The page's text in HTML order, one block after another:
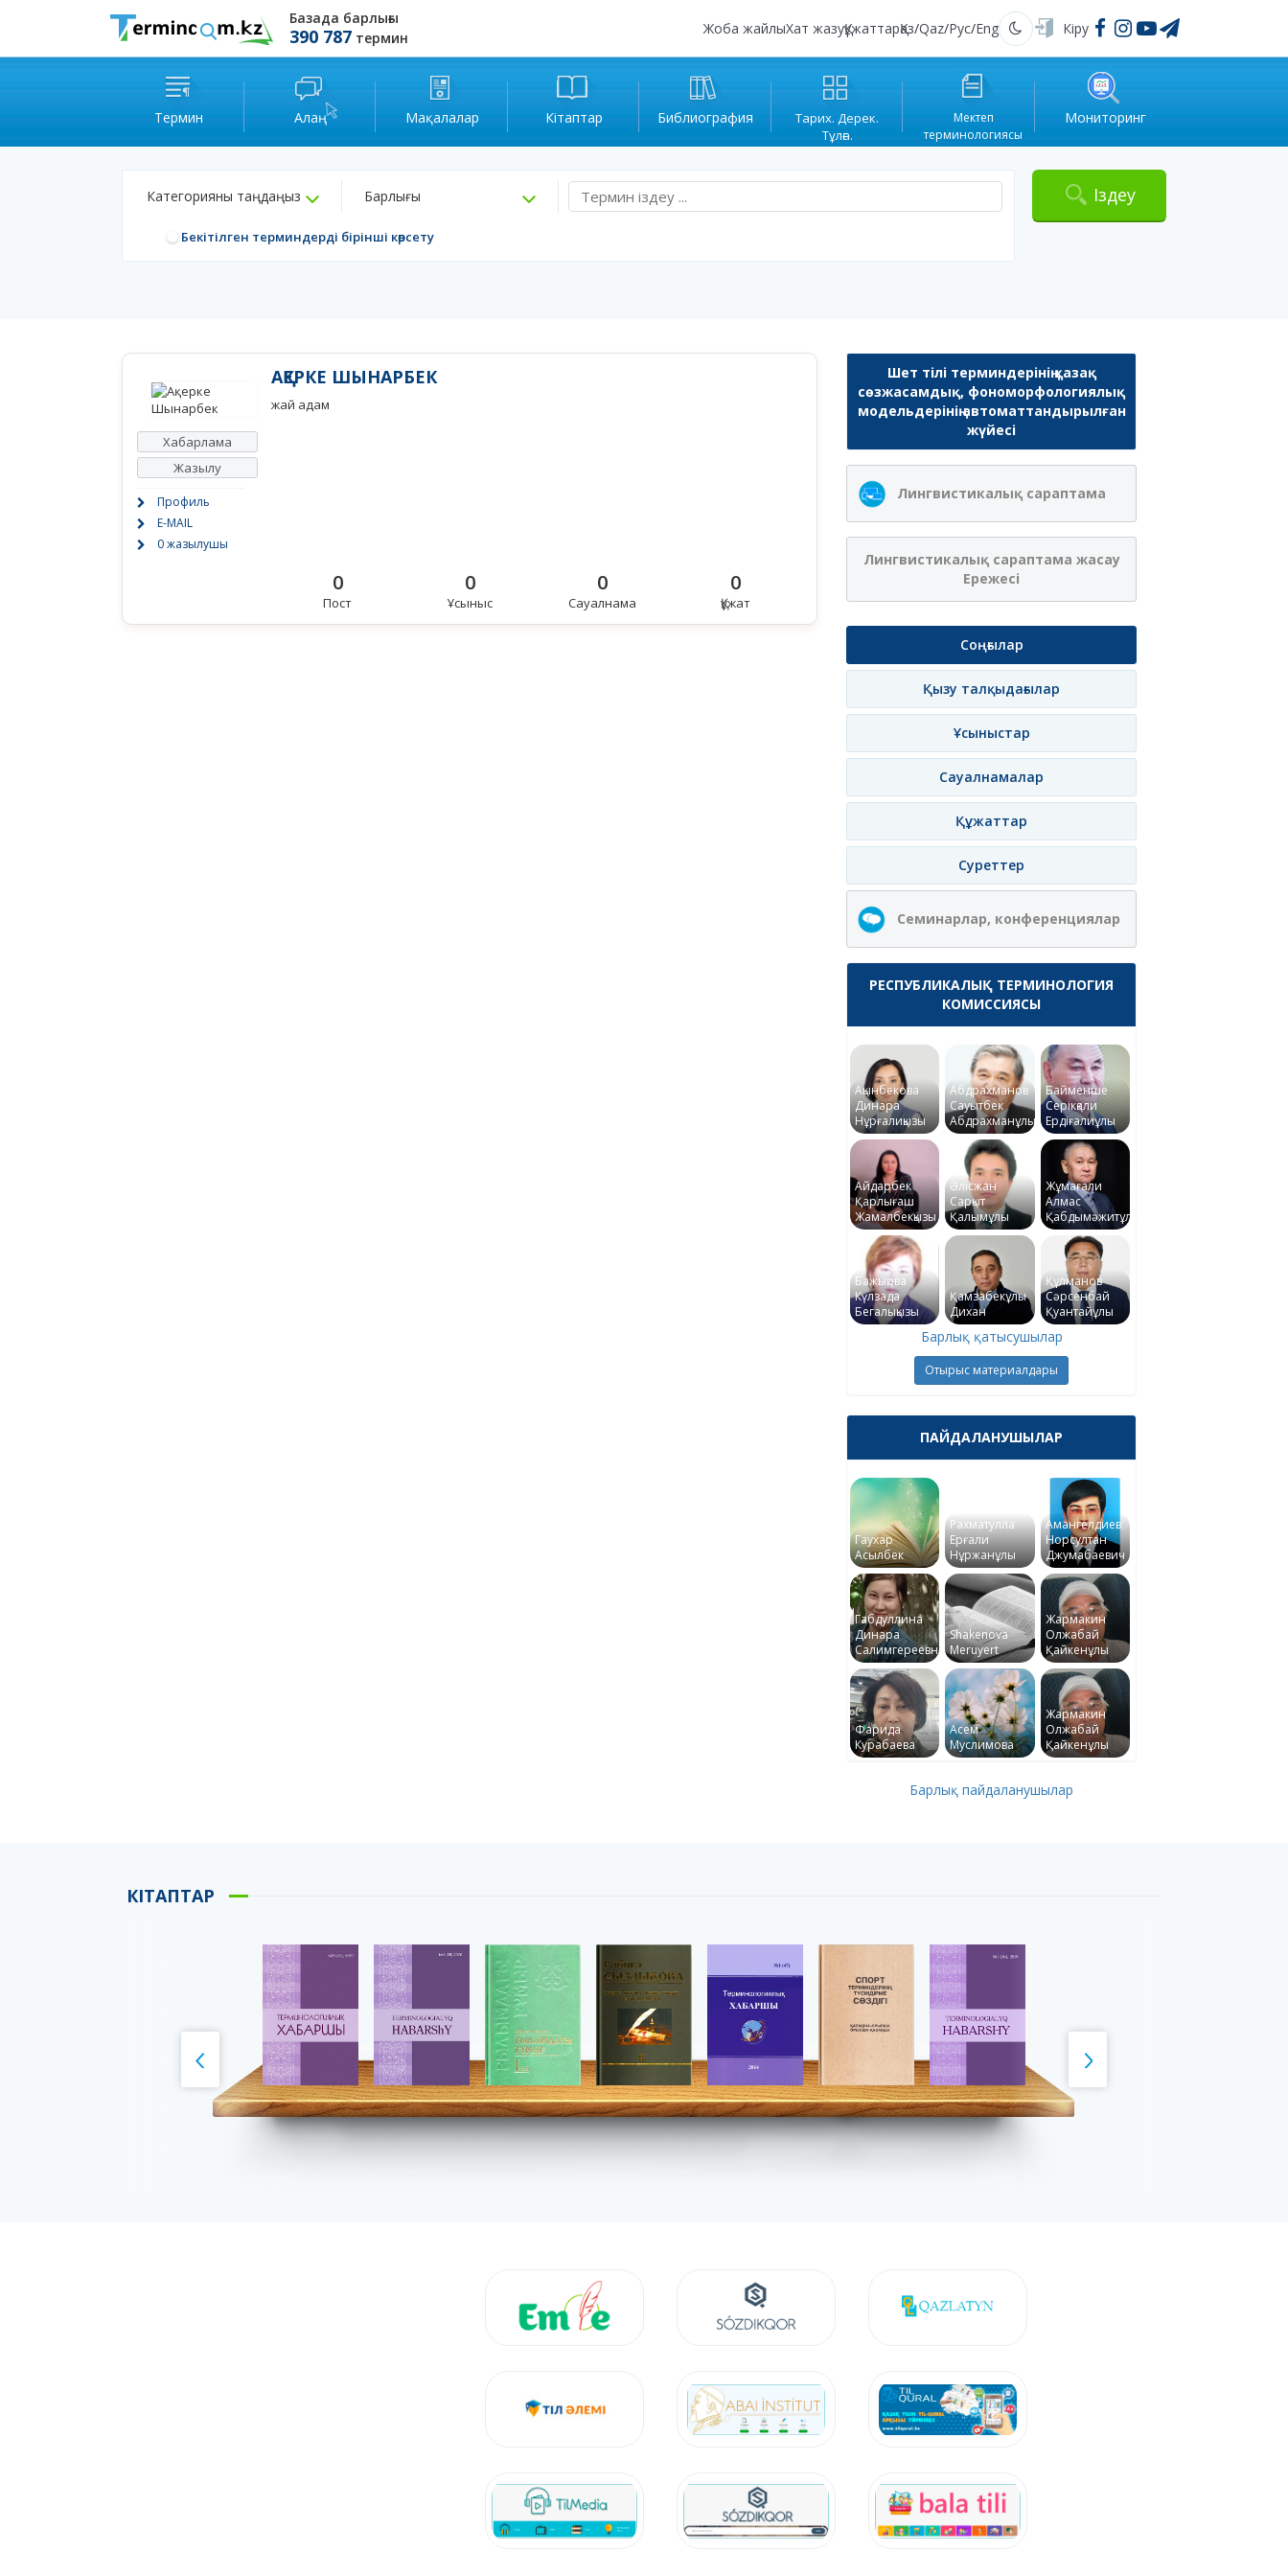
Базада барлығы
390 787 термин
Жоба жайлыХат жазуҚұжаттарҚаз/Qaz/Рус/Eng Қараңғы Кіру
Термин Алаң Мақалалар Кітаптар Библиография
Тарих. Дерек.
Тұлға.
Мектеп
терминологиясы
Мониторинг
Категорияны таңдаңыз Барлығы
Бекітілген терминдерді бірінші көрсету
Іздеу
Хабарлама
Жазылу
Профиль
E-MAIL
0 жазылушы
АҚЕРКЕ ШЫНАРБЕК
жай адам
0
Пост
0
Ұсыныс
0
Сауалнама
0
Құжат
Шет тілі терминдерінің қазақ
сөзжасамдық, фономорфологиялық
модельдерінің автоматтандырылған
жүйесі
Лингвистикалық сараптама
Лингвистикалық сараптама жасау
Ережесі
Соңғылар
Қызу талқыдағылар
Ұсыныстар
Сауалнамалар
Құжаттар
Суреттер
Семинарлар, конференциялар
РЕСПУБЛИКАЛЫҚ ТЕРМИНОЛОГИЯ
КОМИССИЯСЫ
Ақынбекова
Динара
Нұрғалиқызы
Абдрахманов
Сауытбек
Абдрахманұлы
Байменше
Серікқали
Ердіғалиұлы
Айдарбек
Қарлығаш
Жамалбекқызы
Әлісжан
Сарқыт
Қалымұлы
Жұмағали
Алмас
Қабдымәжитұлы
Бажықова
Күлзада
Бегалықызы
Қамзабекұлы
Дихан
Құлманов
Сәрсенбай
Қуантайұлы
Барлық қатысушылар
Отырыс материалдары
ПАЙДАЛАНУШЫЛАР
Гаухар
Асылбек
Рахматулла
Ерғали
Нұржанұлы
Амангелдиев
Норсултан
Джумабаевич
Габдуллина
Динара
Салимгереевна
Shakenova
Meruyert
Жармакин
Олжабай
Қайкенұлы
Фарида
Курабаева
Асем
Муслимова
Жармакин
Олжабай
Қайкенұлы
Барлық пайдаланушылар
КІТАПТАР